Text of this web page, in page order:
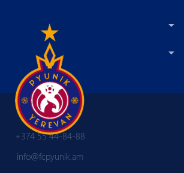
+374 55 44-84-88
info@fcpyunik.am